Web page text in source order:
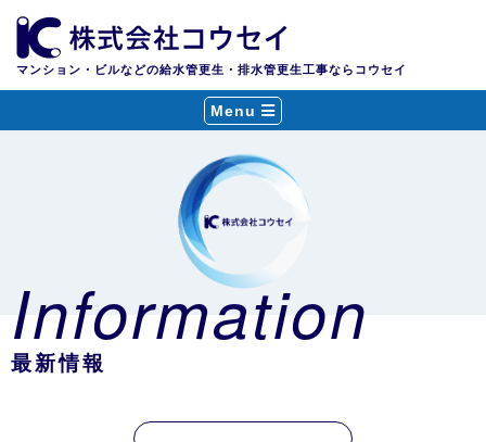
マンション・ビルなどの給水管更生・排水管更生工事ならコウセイ
Menu
Information
最新情報